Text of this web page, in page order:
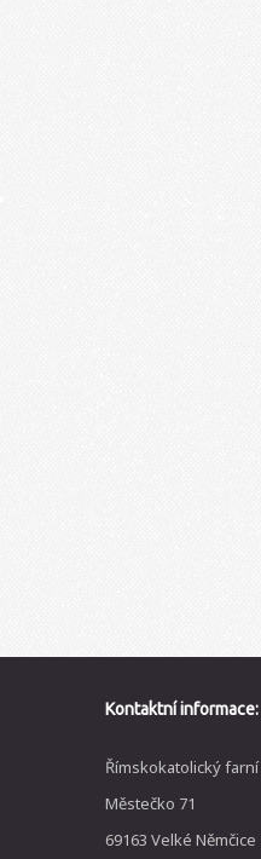
Kontaktní informace:
Římskokatolický
Městečko 71
69163 Velké Němčice